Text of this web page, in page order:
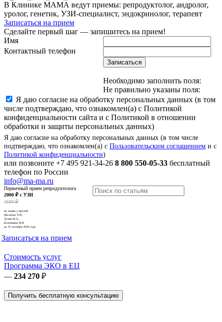
В Клинике МАМА ведут приемы: репродуктолог, андролог,
уролог, генетик, УЗИ-специалист, эндокринолог, терапевт
Записаться на прием
Сделайте первый шаг — запишитесь на прием!
Имя
Контактный телефон
Записаться
Необходимо заполнить поля:
Не правильно указаны поля:
Я даю согласие на обработку персональных данных (в том
числе подтверждаю, что ознакомлен(а) с Политикой
конфиденциальности сайта и с Политикой в отношении
обработки и защиты персональных данных)
Я даю согласие на обработку персональных данных (в том числе
подтверждаю, что ознакомлен(а) с Пользовательским соглашением и с
Политикой конфиденциальности)
или позвоните +7 495 921-34-26 8 800 550-05-33 бесплатный
телефон по России
info@ma-ma.ru
Первичный прием репродуктолога
2000 ₽ с УЗИ
4500 ₽
по акции у врачей:
Шалаева Т.И.,
Лучин И.А.,
Коленкина И.В.
до 31 октября 2026 года
Записаться на прием
Стоимость услуг
Программа ЭКО в ЕЦ
— 234 270 ₽
Получить бесплатную консультацию